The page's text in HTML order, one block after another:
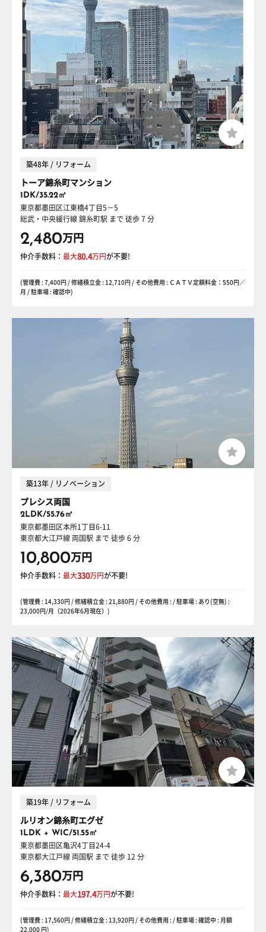
築48年 / リフォーム
トーア錦糸町マンション
1DK/35.22㎡
東京都墨田区江東橋4丁目5－5
総武・中央緩行線 錦糸町駅 まで 徒歩 7 分
2,480万円
仲介手数料： 最大80.4万円が不要!
(管理費 : 7,400円 / 修繕積立金 : 12,710円 / その他費用 : ＣＡＴＶ定額料金：550円／
月 / 駐車場 : 確認中)
築13年 / リノベーション
プレシス両国
2LDK/55.76㎡
東京都墨田区本所1丁目6-11
東京都大江戸線 両国駅 まで 徒歩 6 分
10,800万円
仲介手数料： 最大330万円が不要!
(管理費 : 14,330円 / 修繕積立金 : 21,880円 / その他費用 : / 駐車場 : あり(空無) :
23,000円/月（2026年6月現在）)
築19年 / リフォーム
ルリオン錦糸町エグゼ
1LDK + WIC/51.55㎡
東京都墨田区亀沢4丁目24-4
東京都大江戸線 両国駅 まで 徒歩 12 分
6,380万円
仲介手数料： 最大197.4万円が不要!
(管理費 : 17,560円 / 修繕積立金 : 13,920円 / その他費用 : / 駐車場 : 確認中 : 月額
22,000 円)